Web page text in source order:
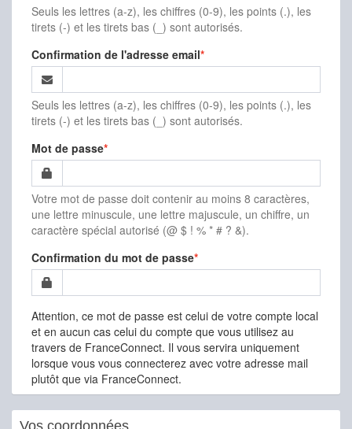
Seuls les lettres (a-z), les chiffres (0-9), les points (.), les
tirets (-) et les tirets bas (_) sont autorisés.
Confirmation de l'adresse email
Seuls les lettres (a-z), les chiffres (0-9), les points (.), les
tirets (-) et les tirets bas (_) sont autorisés.
Mot de passe
Votre mot de passe doit contenir au moins 8 caractères,
une lettre minuscule, une lettre majuscule, un chiffre, un
caractère spécial autorisé (@ $ ! % * # ? &).
Confirmation du mot de passe
Attention, ce mot de passe est celui de votre compte local
et en aucun cas celui du compte que vous utilisez au
travers de FranceConnect. Il vous servira uniquement
lorsque vous vous connecterez avec votre adresse mail
plutôt que via FranceConnect.
Vos coordonnées